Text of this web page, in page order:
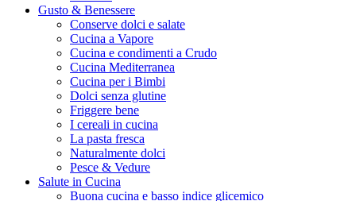
Gusto & Benessere
Conserve dolci e salate
Cucina a Vapore
Cucina e condimenti a Crudo
Cucina Mediterranea
Cucina per i Bimbi
Dolci senza glutine
Friggere bene
I cereali in cucina
La pasta fresca
Naturalmente dolci
Pesce & Vedure
Salute in Cucina
Buona cucina e basso indice glicemico